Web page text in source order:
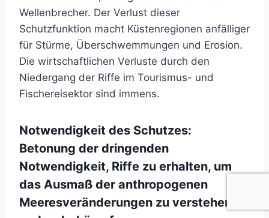
Wellenbrecher. Der Verlust dieser
Schutzfunktion macht Küstenregionen anfälliger
für Stürme, Überschwemmungen und Erosion.
Die wirtschaftlichen Verluste durch den
Niedergang der Riffe im Tourismus- und
Fischereisektor sind immens.
Notwendigkeit des Schutzes:
Betonung der dringenden
Notwendigkeit, Riffe zu erhalten, um
das Ausmaß der anthropogenen
Meeresveränderungen zu verstehen